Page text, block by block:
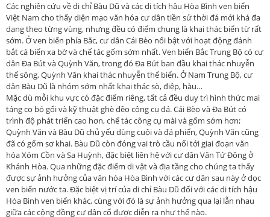
Các nghiên cứu về di chỉ Bàu Dũ và các di tích hậu Hòa Bình ven biển
Việt Nam cho thấy diện mạo văn hóa cư dân tiền sử thời đá mới khá đa
dạng theo từng vùng, nhưng đều có điểm chung là khai thác biển từ rất
sớm. Ở ven biển phía Bắc, cư dân Cái Bèo nổi bật với hoạt động đánh
bắt cá biển xa bờ và chế tác gốm sớm nhất. Ven biển Bắc Trung Bộ có cư
dân Đa Bút và Quỳnh Văn, trong đó Đa Bút ban đầu khai thác nhuyễn
thể sông, Quỳnh Văn khai thác nhuyễn thể biển. Ở Nam Trung Bộ, cư
dân Bàu Dũ là nhóm sớm nhất khai thác sò, điệp, hàu…
Mặc dù mỗi khu vực có đặc điểm riêng, tất cả đều duy trì hình thức mai
táng co bó gối và kỹ thuật ghè đẽo công cụ đá. Cái Bèo và Đa Bút có
trình độ phát triển cao hơn, chế tác công cụ mài và gốm sớm hơn;
Quỳnh Văn và Bàu Dũ chủ yếu dùng cuội và đá phiến, Quỳnh Văn cũng
đã có gốm sơ khai. Bàu Dũ còn đóng vai trò cầu nối tới giai đoạn văn
hóa Xóm Cồn và Sa Huỳnh, đặc biệt liên hệ với cư dân Văn Tứ Đông ở
Khánh Hòa. Qua những đặc điểm di vật và địa tầng cho chúng ta thấy
được sự ảnh hưởng của văn hóa Hòa Bình với các cư dân sau này ở dọc
ven biển nước ta. Đặc biệt vị trí của di chỉ Bàu Dũ đối với các di tích hậu
Hòa Bình ven biển khác, cùng với đó là sự ảnh hưởng qua lại lẫn nhau
giữa các cộng đồng cư dân cổ được diễn ra như thế nào.